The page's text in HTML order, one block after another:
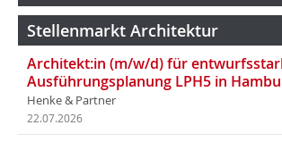
Stellenmarkt Architektur
Architekt:in (m/w/d) für
Ausführungsplanung LPH5 in
Henke & Partner
22.07.2026